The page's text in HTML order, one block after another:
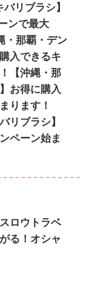
リブラシ】
ンで最大
・那覇・デン
入できるキ
【沖縄・那
お得に購入
ります！
リブラシ】
ペーン始ま
ロウトラベ
る！オシャ